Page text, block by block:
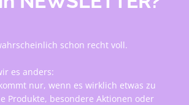
schon recht voll.
es anders:
nur, wenn es wirklich etwas zu
Produkte, besondere Aktionen oder